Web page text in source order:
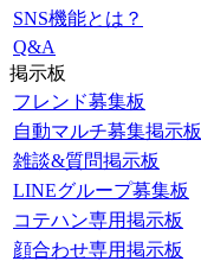
SNS機能とは？
Q&A
掲示板
フレンド募集板
自動マルチ募集掲示板
雑談&質問掲示板
LINEグループ募集板
コテハン専用掲示板
顔合わせ専用掲示板